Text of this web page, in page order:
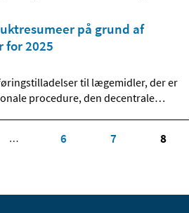
på grund af
for 2025
til lægemidler, der er
procedure, den decentrale…
… 6 7 8